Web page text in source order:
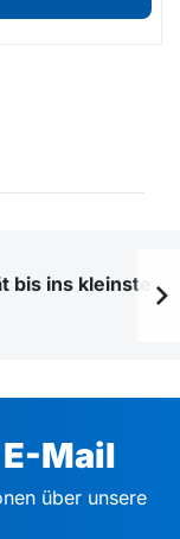
bis ins kleinste
Mail
über unsere